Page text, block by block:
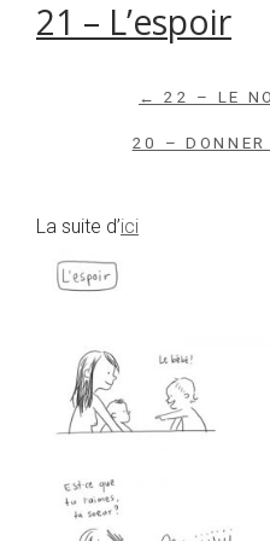
21 – L’espoir
← 22 – LE
20 – DONNER
La suite d’ici